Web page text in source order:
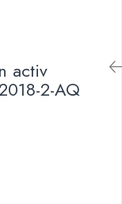
activ
2-AQ